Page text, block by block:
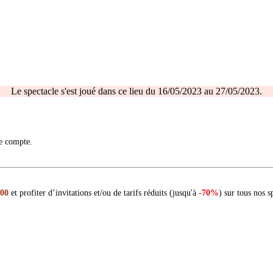
Le spectacle s'est joué dans ce lieu du 16/05/2023 au 27/05/2023.
compte.
et profiter d’invitations et/ou de tarifs réduits (jusqu'à -70%) sur tous nos